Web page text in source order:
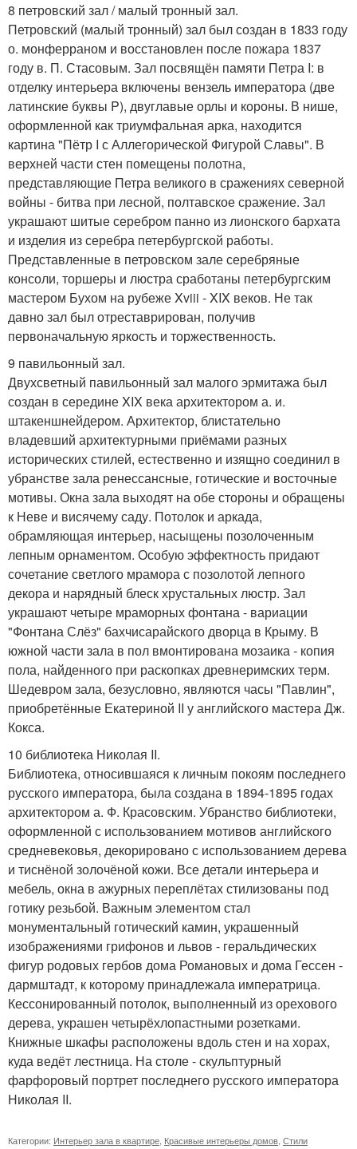
8 петровский зал / малый тронный зал.
Петровский (малый тронный) зал был создан в 1833 году
о. монферраном и восстановлен после пожара 1837
году в. П. Стасовым. Зал посвящён памяти Петра I: в
отделку интерьера включены вензель императора (две
латинские буквы P), двуглавые орлы и короны. В нише,
оформленной как триумфальная арка, находится
картина "Пётр I с Аллегорической Фигурой Славы". В
верхней части стен помещены полотна,
представляющие Петра великого в сражениях северной
войны - битва при лесной, полтавское сражение. Зал
украшают шитые серебром панно из лионского бархата
и изделия из серебра петербургской работы.
Представленные в петровском зале серебряные
консоли, торшеры и люстра сработаны петербургским
мастером Бухом на рубеже Xviii - XIX веков. Не так
давно зал был отреставрирован, получив
первоначальную яркость и торжественность.
9 павильонный зал.
Двухсветный павильонный зал малого эрмитажа был
создан в середине XIX века архитектором а. и.
штакеншнейдером. Архитектор, блистательно
владевший архитектурными приёмами разных
исторических стилей, естественно и изящно соединил в
убранстве зала ренессансные, готические и восточные
мотивы. Окна зала выходят на обе стороны и обращены
к Неве и висячему саду. Потолок и аркада,
обрамляющая интерьер, насыщены позолоченным
лепным орнаментом. Особую эффектность придают
сочетание светлого мрамора с позолотой лепного
декора и нарядный блеск хрустальных люстр. Зал
украшают четыре мраморных фонтана - вариации
"Фонтана Слёз" бахчисарайского дворца в Крыму. В
южной части зала в пол вмонтирована мозаика - копия
пола, найденного при раскопках древнеримских терм.
Шедевром зала, безусловно, являются часы "Павлин",
приобретённые Екатериной II у английского мастера Дж.
Кокса.
10 библиотека Николая II.
Библиотека, относившаяся к личным покоям последнего
русского императора, была создана в 1894-1895 годах
архитектором а. Ф. Красовским. Убранство библиотеки,
оформленной с использованием мотивов английского
средневековья, декорировано с использованием дерева
и тиснёной золочёной кожи. Все детали интерьера и
мебель, окна в ажурных переплётах стилизованы под
готику резьбой. Важным элементом стал
монументальный готический камин, украшенный
изображениями грифонов и львов - геральдических
фигур родовых гербов дома Романовых и дома Гессен -
дармштадт, к которому принадлежала императрица.
Кессонированный потолок, выполненный из орехового
дерева, украшен четырёхлопастными розетками.
Книжные шкафы расположены вдоль стен и на хорах,
куда ведёт лестница. На столе - скульптурный
фарфоровый портрет последнего русского императора
Николая II.
Категории: Интерьер зала в квартире Красивые интерьеры домов Стили